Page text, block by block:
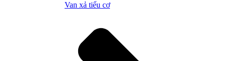
Van xả tiểu cơ